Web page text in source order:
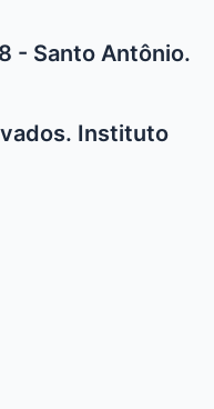
- Santo Antônio.
Instituto